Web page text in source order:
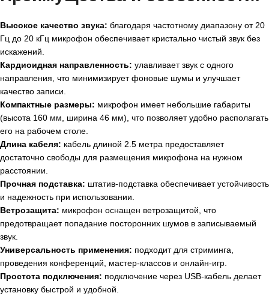
Высокое качество звука: благодаря частотному диапазону от 20
Гц до 20 кГц микрофон обеспечивает кристально чистый звук без
искажений.
Кардиоидная направленность: улавливает звук с одного
направления, что минимизирует фоновые шумы и улучшает
качество записи.
Компактные размеры: микрофон имеет небольшие габариты
(высота 160 мм, ширина 46 мм), что позволяет удобно располагать
его на рабочем столе.
Длина кабеля: кабель длиной 2.5 метра предоставляет
достаточно свободы для размещения микрофона на нужном
расстоянии.
Прочная подставка: штатив-подставка обеспечивает устойчивость
и надежность при использовании.
Ветрозащита: микрофон оснащен ветрозащитой, что
предотвращает попадание посторонних шумов в записываемый
звук.
Универсальность применения: подходит для стриминга,
проведения конференций, мастер-классов и онлайн-игр.
Простота подключения: подключение через USB-кабель делает
установку быстрой и удобной.